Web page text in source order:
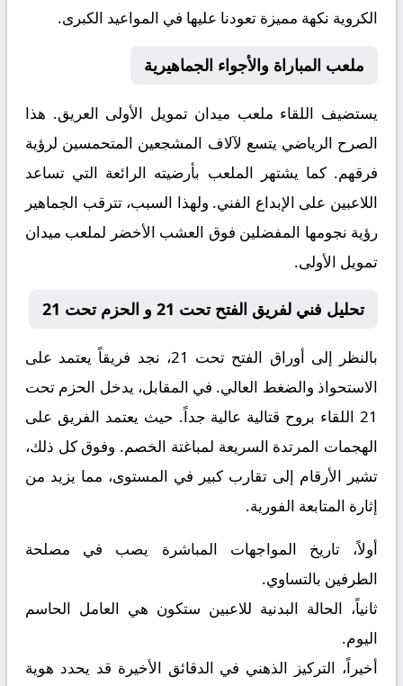
الكروية نكهة مميزة تعودنا عليها في المواعيد الكبرى.
ملعب المباراة والأجواء الجماهيرية
يستضيف اللقاء ملعب ميدان تمويل الأولى العريق. هذا
الصرح الرياضي يتسع لآلاف المشجعين المتحمسين لرؤية
فرقهم. كما يشتهر الملعب بأرضيته الرائعة التي تساعد
اللاعبين على الإبداع الفني. ولهذا السبب، تترقب الجماهير
رؤية نجومها المفضلين فوق العشب الأخضر لملعب ميدان
تمويل الأولى.
تحليل فني لفريق الفتح تحت 21 و الحزم تحت 21
بالنظر إلى أوراق الفتح تحت 21
، نجد فريقاً يعتمد على
الاستحواذ والضغط العالي. في المقابل، يدخل الحزم تحت
21 اللقاء بروح قتالية عالية جداً. حيث يعتمد الفريق على
الهجمات المرتدة السريعة لمباغتة الخصم. وفوق كل ذلك،
تشير الأرقام إلى تقارب كبير في المستوى، مما يزيد من
إثارة المتابعة الفورية.
أولاً، تاريخ المواجهات المباشرة يصب في مصلحة
الطرفين بالتساوي.
ثانياً، الحالة البدنية للاعبين ستكون هي العامل الحاسم
اليوم.
أخيراً، التركيز الذهني في الدقائق الأخيرة قد يحدد هوية